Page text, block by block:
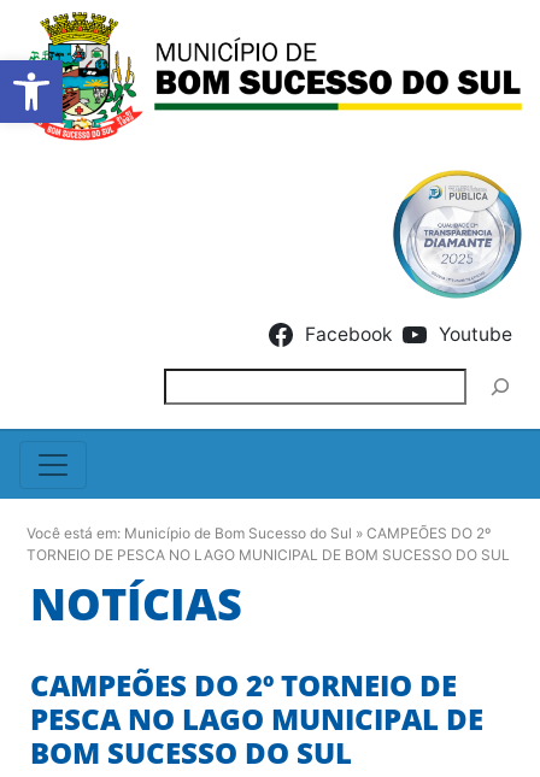
Barra de Ferramentas
Facebook Youtube
Você está em: Município de Bom Sucesso do Sul » CAMPEÕES DO 2º
TORNEIO DE PESCA NO LAGO MUNICIPAL DE BOM SUCESSO DO SUL
NOTÍCIAS
CAMPEÕES DO 2º TORNEIO DE
PESCA NO LAGO MUNICIPAL DE
BOM SUCESSO DO SUL